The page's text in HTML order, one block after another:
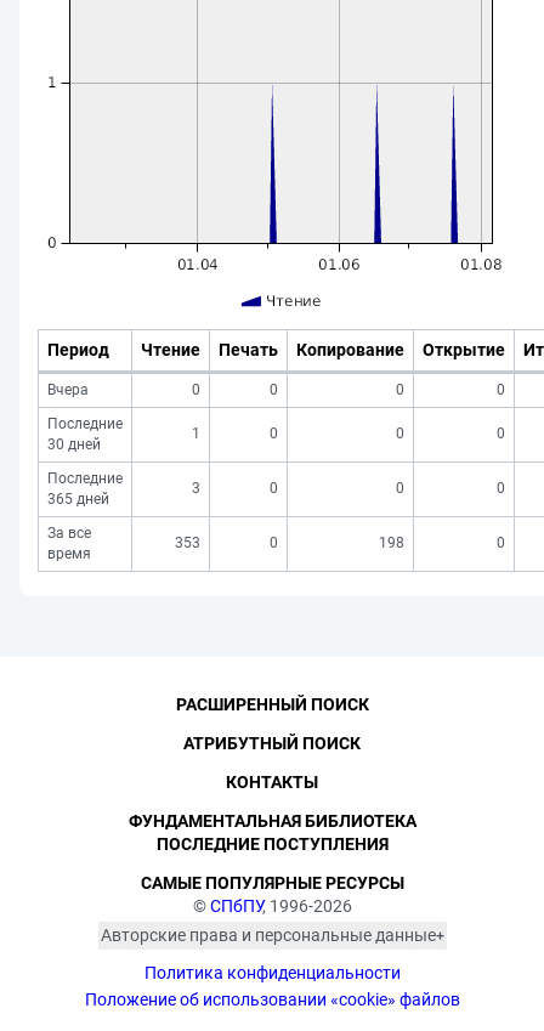
Период Чтение Печать Копирование Открытие
Вчера 0 0 0
0
Последние
30 дней
1 0 0 0
Последние
365 дней
3 0 0 0
За все
время
353 0 198 0
©СПбПУ, 1996-2026
Авторские права и персональные данные
изображённых лиц в соответствии
с требованиями законодательства
Политика конфиденциальности
Положение об использовании «cookie» файлов
РАСШИРЕННЫЙ ПОИСК
АТРИБУТНЫЙ ПОИСК
КОНТАКТЫ
ФУНДАМЕНТАЛЬНАЯ БИБЛИОТЕКА
ПОСЛЕДНИЕ ПОСТУПЛЕНИЯ
САМЫЕ ПОПУЛЯРНЫЕ РЕСУРСЫ